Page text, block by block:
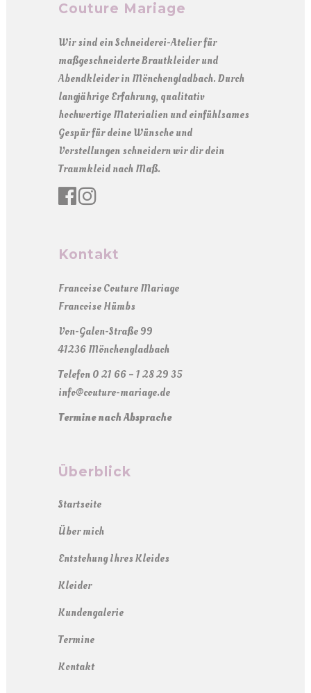
Couture Mariage
Wir sind ein Schneiderei-Atelier für
maßgeschneiderte Brautkleider und
Abendkleider in Mönchengladbach. Durch
langjährige Erfahrung, qualitativ
hochwertige Materialien und einfühlsames
Gespür für deine Wünsche und
Vorstellungen schneidern wir dir dein
Traumkleid nach Maß.
Kontakt
Francoise Couture Mariage
Francoise Hümbs
Von-Galen-Straße 99
41236 Mönchengladbach
Telefon 0 21 66 – 1 28 29 35
info@couture-mariage.de
Termine nach Absprache
Überblick
Startseite
Über mich
Entstehung Ihres Kleides
Kleider
Kundengalerie
Termine
Kontakt